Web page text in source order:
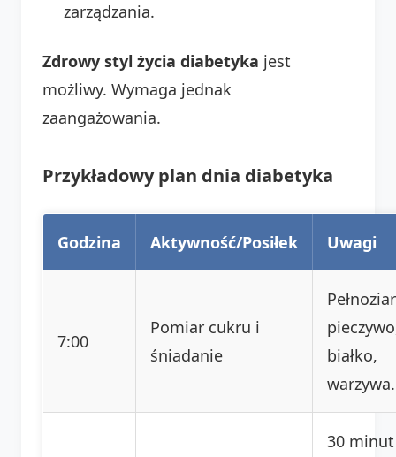
zarządzania.
Zdrowy styl życia diabetyka jest
możliwy. Wymaga jednak
zaangażowania.
Przykładowy plan dnia diabetyka
Godzina Aktywność/Posiłek Uwagi
7:00
Pomiar cukru i
śniadanie
białko,
warzywa.
30 minut